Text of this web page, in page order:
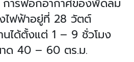
ารฟอกอากาศของพัดลม
ไฟฟ้าอยู่ที่ 28 วัตต์
นได้ตั้งแต่ 1 – 9 ชั่วโมง
าด 40 – 60 ตร.ม.